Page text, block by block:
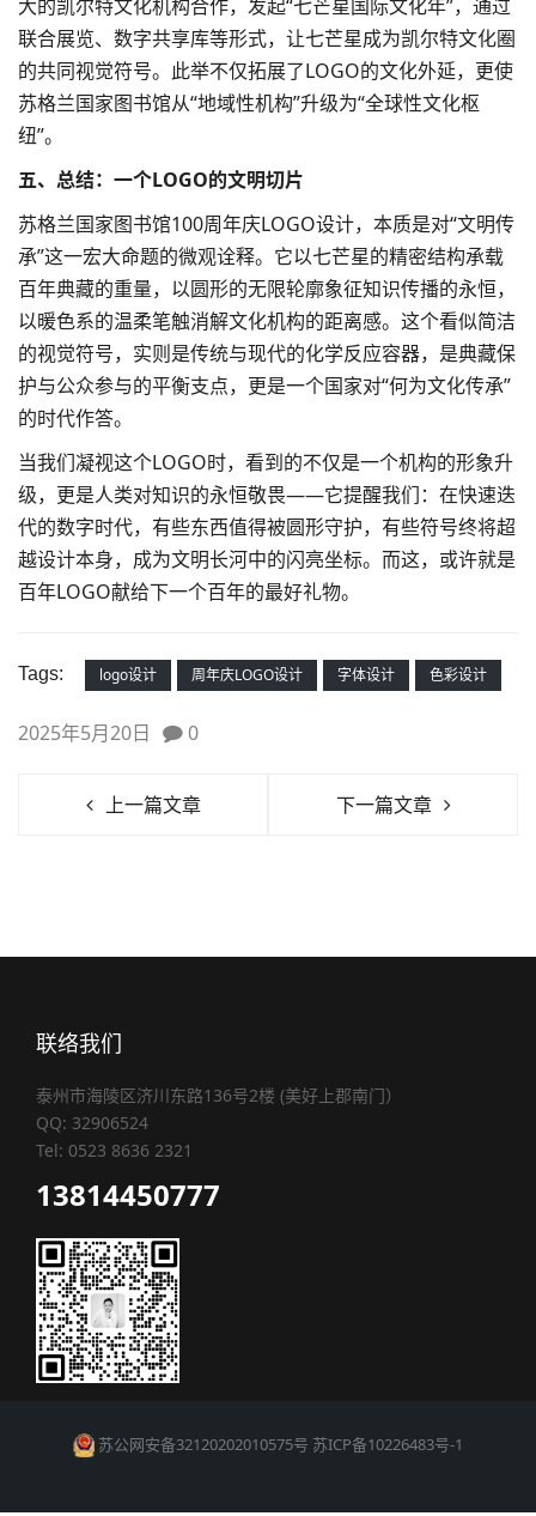
大的凯尔特文化机构合作，发起“七芒星国际文化年”，通过
联合展览、数字共享库等形式，让七芒星成为凯尔特文化圈
的共同视觉符号。此举不仅拓展了LOGO的文化外延，更使
苏格兰国家图书馆从“地域性机构”升级为“全球性文化枢
纽”。​
五、总结：一个LOGO的文明切片​
苏格兰国家图书馆100周年庆LOGO设计，本质是对“文明传
承”这一宏大命题的微观诠释。它以七芒星的精密结构承载
百年典藏的重量，以圆形的无限轮廓象征知识传播的永恒，
以暖色系的温柔笔触消解文化机构的距离感。这个看似简洁
的视觉符号，实则是传统与现代的化学反应容器，是典藏保
护与公众参与的平衡支点，更是一个国家对“何为文化传承”
的时代作答。​
当我们凝视这个LOGO时，看到的不仅是一个机构的形象升
级，更是人类对知识的永恒敬畏——它提醒我们：在快速迭
代的数字时代，有些东西值得被圆形守护，有些符号终将超
越设计本身，成为文明长河中的闪亮坐标。而这，或许就是
百年LOGO献给下一个百年的最好礼物。
Tags: logo设计 周年庆LOGO设计 字体设计 色彩设计
2025年5月20日 0
上一篇文章 下一篇文章
联络我们
泰州市海陵区济川东路136号2楼 (美好上郡南门）
QQ: 32906524
Tel: 0523 8636 2321
13814450777
苏公网安备32120202010575号 苏ICP备10226483号-1